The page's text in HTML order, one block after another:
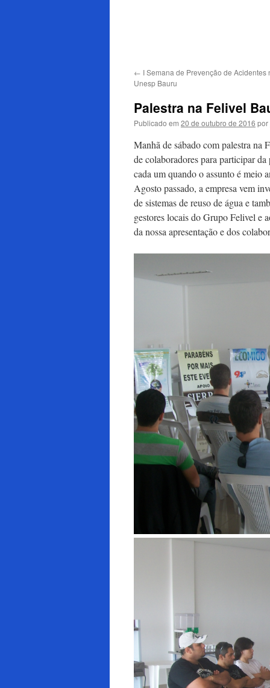
← I Semana de Prevenção de Acidentes
Unesp Bauru
Palestra na Felivel
Publicado em 20 de outubro de 2016 por
Manhã de sábado com palestra
de colaboradores para participar
cada um quando o assunto é meio
Agosto passado, a empresa vem
de sistemas de reuso de água e
gestores locais do Grupo Felivel e
da nossa apresentação e dos